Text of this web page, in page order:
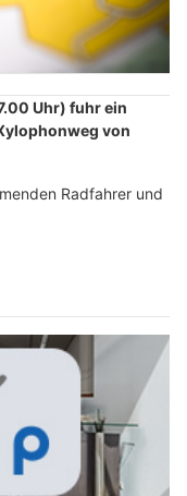
Uhr) fuhr ein
von
Radfahrer und